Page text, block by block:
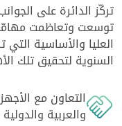
تركّز الدائرة على
توسعت وتعاظمت
العليا والأساسية
السنوية لتحقيق تلك
التعاون مع
والعربية